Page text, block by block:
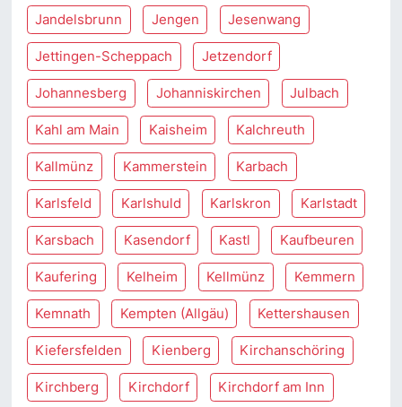
Jandelsbrunn Jengen Jesenwang
Jettingen-Scheppach Jetzendorf
Johannesberg Johanniskirchen Julbach
Kahl am Main Kaisheim Kalchreuth
Kallmünz Kammerstein Karbach
Karlsfeld Karlshuld Karlskron Karlstadt
Karsbach Kasendorf Kastl Kaufbeuren
Kaufering Kelheim Kellmünz Kemmern
Kemnath Kempten (Allgäu) Kettershausen
Kiefersfelden Kienberg Kirchanschöring
Kirchberg Kirchdorf Kirchdorf am Inn